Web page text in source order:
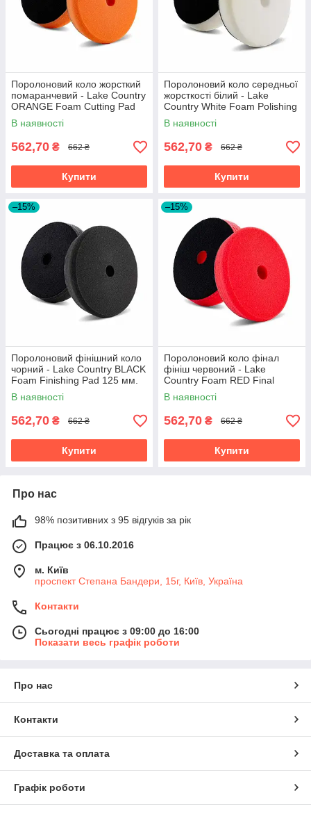
Поролоновий коло жорсткий
помаранчевий - Lake Country
ORANGE Foam Cutting Pad
125 мм. (FR-HORANGE 5.5)
В наявності
562,70 ₴ 662 ₴
Купити
Поролоновий коло середньої
жорсткості білий - Lake
Country White Foam Polishing
Pad 125 мм. (FR-HWHITE
5.5)
В наявності
562,70 ₴ 662 ₴
Купити
–15%
Поролоновий фінішний коло
чорний - Lake Country BLACK
Foam Finishing Pad 125 мм.
(FR-HBLACK 5.5)
В наявності
562,70 ₴ 662 ₴
Купити
–15%
Поролоновий коло фінал
фініш червоний - Lake
Country Foam RED Final
Finishing Pad 125 мм. (FR-
HRED 5.5)
В наявності
562,70 ₴ 662 ₴
Купити
Про нас
98% позитивних з 95 відгуків за рік
Працює з 06.10.2016
м. Київ
проспект Степана Бандери, 15г, Київ, Україна
Контакти
Сьогодні працює з 09:00 до 16:00
Показати весь графік роботи
Про нас
Контакти
Доставка та оплата
Графік роботи